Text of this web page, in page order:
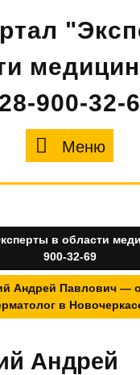
900-32-
Меню
в области
900-32-69
Андрей Павлович —
в
Андрей